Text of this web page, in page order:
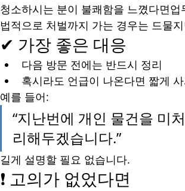
청소하시는 분이 불쾌함을 느꼈다면
법적으로 처벌까지 가는 경우는 드물
✔ 가장 좋은 대응
다음 방문 전에는 반드시 정리
혹시라도 언급이 나온다면 짧게
예를 들어:
“지난번에 개인 물건을 미
리해두겠습니다.”
길게 설명할 필요 없습니다.
❗ 고의가 없었다면